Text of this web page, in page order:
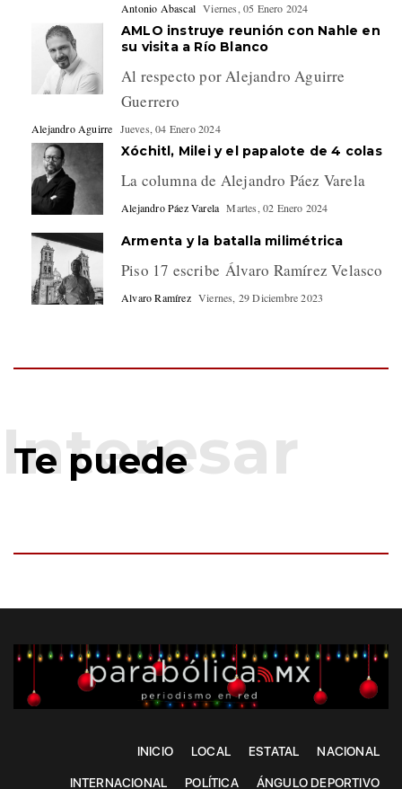
Antonio Abascal Viernes, 05 Enero 2024
AMLO instruye reunión con Nahle en
su visita a Río Blanco
Al respecto por Alejandro Aguirre
Guerrero
Alejandro Aguirre Jueves, 04 Enero 2024
Xóchitl, Milei y el papalote de 4 colas
La columna de Alejandro Páez Varela
Alejandro Páez Varela Martes, 02 Enero 2024
Armenta y la batalla milimétrica
Piso 17 escribe Álvaro Ramírez Velasco
Alvaro Ramírez Viernes, 29 Diciembre 2023
Te puede
INICIO LOCAL ESTATAL NACIONAL
INTERNACIONAL POLÍTICA ÁNGULO DEPORTIVO